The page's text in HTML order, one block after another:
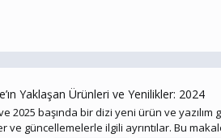
Yaklaşan Ürünleri ve Yenilikler: 2024
2025 başında bir dizi yeni ürün ve
ve güncellemelerle ilgili ayrıntılar. Bu